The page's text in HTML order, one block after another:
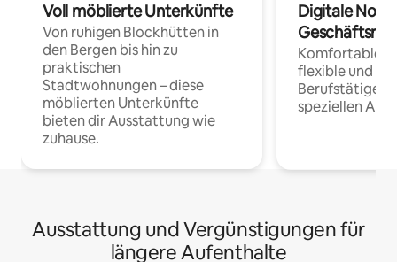
Voll möblierte Unterkünfte
Von ruhigen Blockhütten in
den Bergen bis hin zu
praktischen
Stadtwohnungen – diese
möblierten Unterkünfte
bieten dir Ausstattung wie
zuhause.
Digitale
Komfortable
flexible und
Berufstätige
speziellen
Ausstattung und Vergünstigungen für
längere Aufenthalte